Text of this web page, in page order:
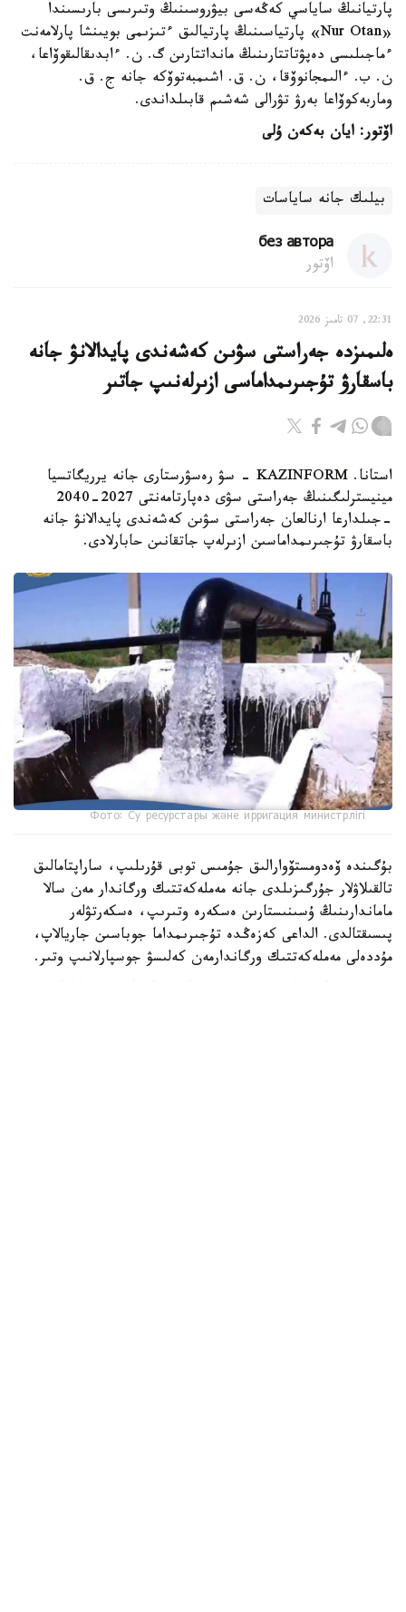
پارتيانىڭ ساياسي كەڭەسى بيۋروسىنىڭ وتىرىسى بارىسىندا
«Nur Otan» پارتياسىنىڭ پارتيالىق ءتىزىمى بويىنشا پارلامەنت
ءماجىلىسى دەپۋتاتتارىنىڭ مانداتتارىن گ. ن. ءابدىقالىقوۆاعا،
ن. ب. ءالىمجانوۆقا، ن. ق. اشىمبەتوۆكە جانە ج. ق.
وماربەكوۆاعا بەرۋ تۋرالى شەشىم قابىلداندى.
اۆتور: ايان بەكەن ۇلى
بيلىك جانە ساياسات
без автора
اۆتور
22:31, 07 تامىز 2026
ەلىمىزدە جەراستى سۋىن كەشەندى پايدالانۋ جانە
باسقارۋ تۇجىرىمداماسى ازىرلەنىپ جاتىر
استانا. KAZINFORM - سۋ رەسۋرستارى جانە يرريگاتسيا
مينيسترلىگىنىڭ جەراستى سۋى دەپارتامەنتى 2027-2040
-جىلدارعا ارنالعان جەراستى سۋىن كەشەندى پايدالانۋ جانە
باسقارۋ تۇجىرىمداماسىن ازىرلەپ جاتقانىن حابارلادى.
Фото: Су ресурстары және ирригация министрлігі
بۇگىندە ۆەدومستۆوارالىق جۇمىس توبى قۇرىلىپ، ساراپتامالىق
تالقىلاۋلار جۇرگىزىلدى جانە مەملەكەتتىك ورگاندار مەن سالا
ماماندارىنىڭ ۇسىنىستارىن ەسكەرە وتىرىپ، ەسكەرتۋلەر
پىسىقتالدى. الداعى كەزەڭدە تۇجىرىمداما جوباسىن جاريالاپ،
مۇددەلى مەملەكەتتىك ورگاندارمەن كەلىسۋ جوسپارلانىپ وتىر.